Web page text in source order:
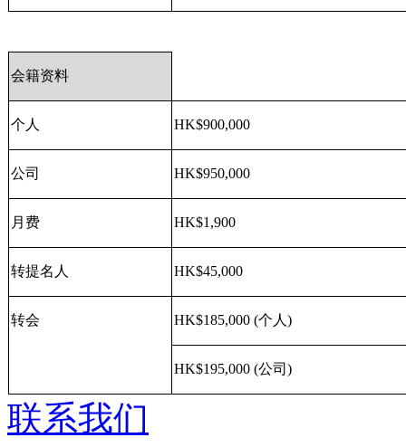
会籍资料
个人 HK$900,000
公司 HK$950,000
月费 HK$1,900
转提名人 HK$45,000
转会 HK$185,000 (个人 )
HK$195,000 (公司 )
联系我们